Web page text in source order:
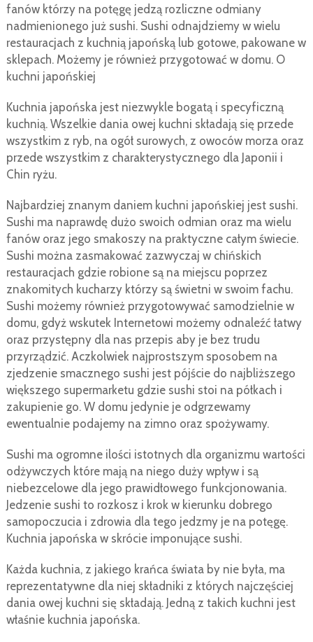
fanów którzy na potęgę jedzą rozliczne odmiany
nadmienionego już sushi. Sushi odnajdziemy w wielu
restauracjach z kuchnią japońską lub gotowe, pakowane w
sklepach. Możemy je również przygotować w domu. O
kuchni japońskiej
Kuchnia japońska jest niezwykle bogatą i specyficzną
kuchnią. Wszelkie dania owej kuchni składają się przede
wszystkim z ryb, na ogół surowych, z owoców morza oraz
przede wszystkim z charakterystycznego dla Japonii i
Chin ryżu.
Najbardziej znanym daniem kuchni japońskiej jest sushi.
Sushi ma naprawdę dużo swoich odmian oraz ma wielu
fanów oraz jego smakoszy na praktyczne całym świecie.
Sushi można zasmakować zazwyczaj w chińskich
restauracjach gdzie robione są na miejscu poprzez
znakomitych kucharzy którzy są świetni w swoim fachu.
Sushi możemy również przygotowywać samodzielnie w
domu, gdyż wskutek Internetowi możemy odnaleźć łatwy
oraz przystępny dla nas przepis aby je bez trudu
przyrządzić. Aczkolwiek najprostszym sposobem na
zjedzenie smacznego sushi jest pójście do najbliższego
większego supermarketu gdzie sushi stoi na półkach i
zakupienie go. W domu jedynie je odgrzewamy
ewentualnie podajemy na zimno oraz spożywamy.
Sushi ma ogromne ilości istotnych dla organizmu wartości
odżywczych które mają na niego duży wpływ i są
niebezcelowe dla jego prawidłowego funkcjonowania.
Jedzenie sushi to rozkosz i krok w kierunku dobrego
samopoczucia i zdrowia dla tego jedzmy je na potęgę.
Kuchnia japońska w skrócie imponujące sushi.
Każda kuchnia, z jakiego krańca świata by nie była, ma
reprezentatywne dla niej składniki z których najczęściej
dania owej kuchni się składają. Jedną z takich kuchni jest
właśnie kuchnia japońska.